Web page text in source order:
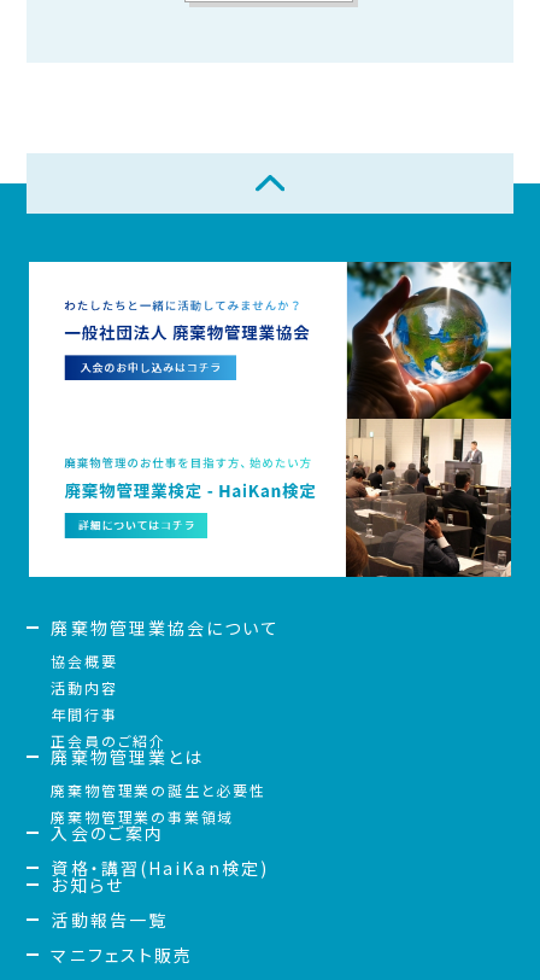
廃棄物管理業協会について
協会概要
活動内容
年間行事
正会員のご紹介
廃棄物管理業とは
廃棄物管理業の誕生と必要性
廃棄物管理業の事業領域
入会のご案内
資格・講習(HaiKan検定)
お知らせ
活動報告一覧
マニフェスト販売